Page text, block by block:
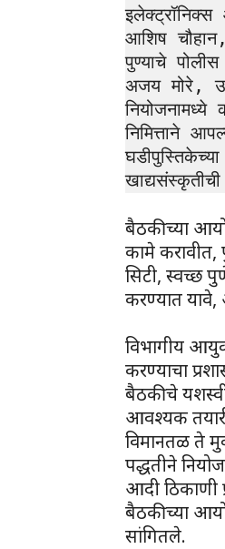
आशिष
पुण्याचे
अजय मोरे,
नियोजनामध्ये
निमित्ताने
बैठकीच्या
कामे करावीत,
सिटी, स्वच्छ
करण्यात यावे,
विभागीय
करण्याचा
बैठकीचे
आवश्यक
विमानतळ ते
पद्धतीने
आदी ठिकाणी
बैठकीच्या
सांगितले.